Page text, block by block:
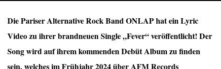
Die Pariser Alternative Rock Band ONLAP hat ein Lyric
Video zu ihrer brandneuen Single „Fever“ veröffentlicht! Der
Song wird auf ihrem kommenden Debüt Album zu finden
sein, welches im Frühjahr 2024 über AFM Records